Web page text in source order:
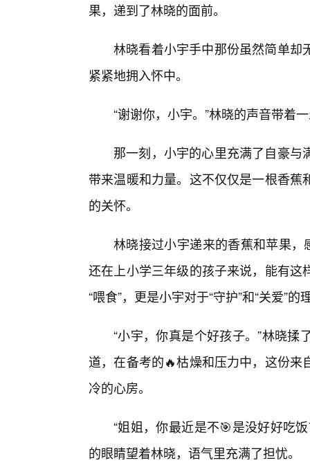
果，递到了林晓的面前。
林晓看着小宇手中那份虽然简单却
紧紧地拥入怀中。
“谢谢你，小宇。”林晓的声音带着
那一刻，小宇的心里充满了自豪
带来温暖和力量。这不仅仅是一根香
的关怀。
林晓接过小宇递来的香蕉和苹果，
还在上小学三年级的孩子来说，能有
“喂食”，更是小宇对于“守护”和“关爱”的
“小宇，你真是个好孩子。”林晓
道，在备考的🔥枯燥和压力中，这份
冷的心房。
“姐姐，你最近是不🎯是没好好吃
的眼睛望着林晓，语气里充满了担忧。